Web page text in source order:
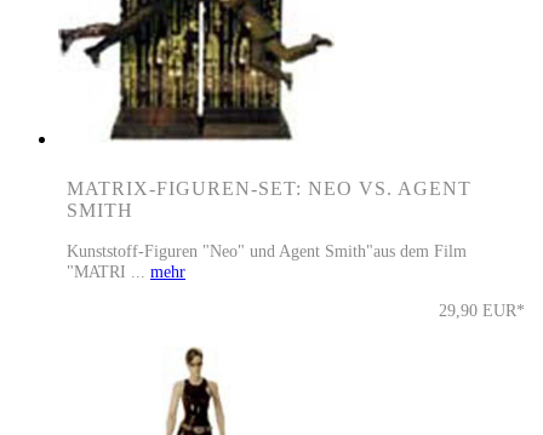
MATRIX-FIGUREN-SET: NEO VS. AGENT
SMITH
Kunststoff-Figuren "Neo" und Agent Smith"aus dem Film
"MATRI ... mehr
29,90 EUR*